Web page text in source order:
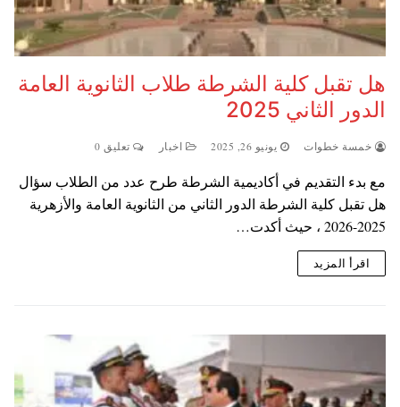
هل تقبل كلية الشرطة طلاب الثانوية العامة
الدور الثاني 2025
خمسة خطوات يونيو 26, 2025 اخبار تعليق 0
مع بدء التقديم في أكاديمية الشرطة طرح عدد من الطلاب سؤال
هل تقبل كلية الشرطة الدور الثاني من الثانوية العامة والأزهرية
2025-2026 ، حيث أكدت…
اقرأ المزيد